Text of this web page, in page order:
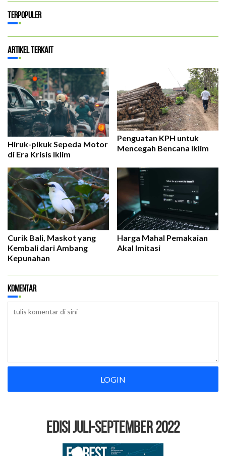
Terpopuler
Artikel Terkait
Hiruk-pikuk Sepeda Motor
di Era Krisis Iklim
Penguatan KPH untuk
Mencegah Bencana Iklim
Curik Bali, Maskot yang
Kembali dari Ambang
Kepunahan
Harga Mahal Pemakaian
Akal Imitasi
Komentar
LOGIN
EDISI Juli-September 2022